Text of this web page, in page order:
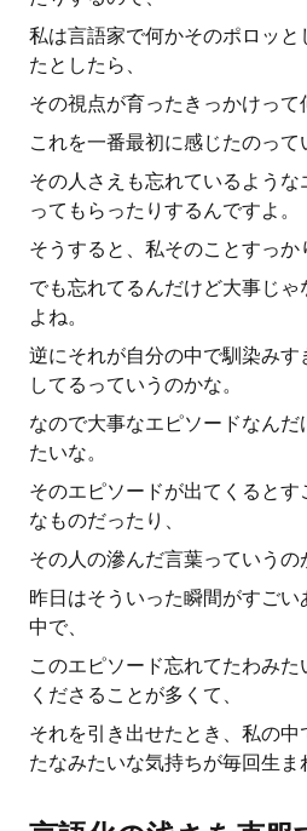
私は言語家で何かそのポロッ
たとしたら、
その視点が育ったきっかけって
これを一番最初に感じたのって
その人さえも忘れているよう
ってもらったりするんですよ。
そうすると、私そのことすっか
でも忘れてるんだけど大事じ
よね。
逆にそれが自分の中で馴染み
してるっていうのかな。
なので大事なエピソードなん
たいな。
そのエピソードが出てくると
なものだったり、
その人の滲んだ言葉っていうの
昨日はそういった瞬間がすご
中で、
このエピソード忘れてたわみ
くださることが多くて、
それを引き出せたとき、私の
たなみたいな気持ちが毎回生ま